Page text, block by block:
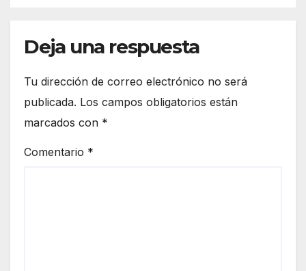
Deja una respuesta
Tu dirección de correo electrónico no será
publicada. Los campos obligatorios están
marcados con *
Comentario *